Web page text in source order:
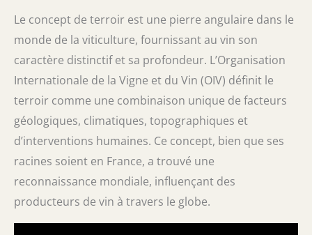
Le concept de terroir est une pierre angulaire dans le
monde de la viticulture, fournissant au vin son
caractère distinctif et sa profondeur. L’Organisation
Internationale de la Vigne et du Vin (OIV) définit le
terroir comme une combinaison unique de facteurs
géologiques, climatiques, topographiques et
d’interventions humaines. Ce concept, bien que ses
racines soient en France, a trouvé une
reconnaissance mondiale, influençant des
producteurs de vin à travers le globe.